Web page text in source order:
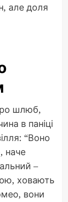
але доля
шлюб,
в паніці
“Воно
наче
–
ховають
вони